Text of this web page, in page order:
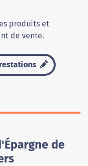
produits et
de vente.
de